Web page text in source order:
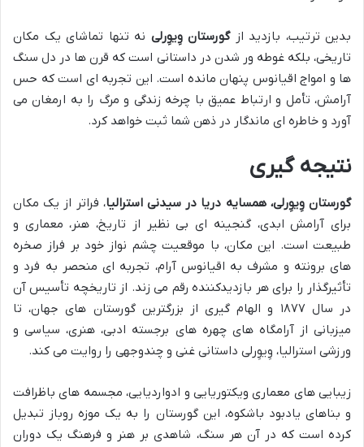
بدین ترتیب، بازدید ازگورستان وِیوِرلی نه تنها تماشای یک مکان
تاریخی، بلکه غوطه ور شدن در داستانی است که قرن ها در دل سنگ
ها و امواج اقیانوس پنهان مانده است. این تجربه ای است که حس
آرامش، تأمل و ارتباط عمیق با چرخه زندگی و مرگ را به ارمغان می
آورد و خاطره ای ماندگار در ذهن شما ثبت خواهد کرد.
نتیجه گیری
گورستان وِیوِرلی، همسایه دریا در سیدنی استرالیا، فراتر از یک مکان
برای آرامش ابدی، گنجینه ای بی نظیر از تاریخ، هنر، معماری و
طبیعت است. این مکان، با موقعیت چشم نواز خود بر فراز صخره
های برونته و مشرف به اقیانوس آرام، تجربه ای منحصر به فرد و
تأثیرگذار را برای هر بازدیدکننده رقم می زند. از تاریخچه تأسیس آن
در سال ۱۸۷۷ و الهام گیری از بزرگترین گورستان های جهان، تا
میزبانی از آرامگاه های چهره های برجسته ادبی، هنری، سیاسی و
ورزشی استرالیا، وِیوِرلی داستانی غنی و چندوجهی را روایت می کند.
زیبایی های معماری ویکتوریایی و ادواردیایی، مجسمه های باظرافت
و بناهای یادبود باشکوه، این گورستان را به یک موزه روباز تبدیل
کرده است که در آن هر سنگ، شاهدی بر هنر و فرهنگ یک دوران